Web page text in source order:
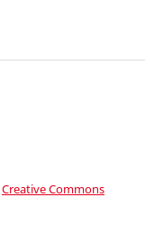
Creative Commons